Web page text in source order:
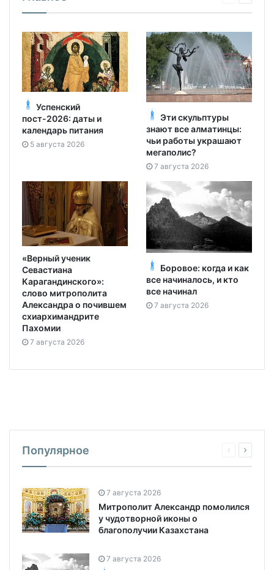
Успенский
пост-2026: даты и
календарь питания
5 августа 2026
Эти скульптуры
знают все алматинцы:
чьи работы украшают
мегаполис?
7 августа 2026
«Верный ученик
Севастиана
Карагандинского»:
слово митрополита
Александра о почившем
схиархимандрите
Пахомии
7 августа 2026
Боровое: когда и как
все начиналось, и кто
все начинал
7 августа 2026
Популярное
7 августа 2026
Митрополит Александр помолился
у чудотворной иконы о
благополучии Казахстана
7 августа 2026